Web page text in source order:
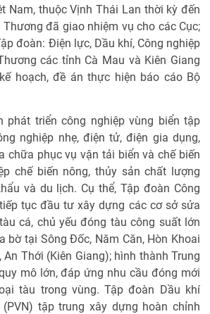
Nam, thuộc Vịnh Thái Lan thời kỳ đến
Thương đã giao nhiệm vụ cho các Cục;
đoàn: Điện lực, Dầu khí, Công nghiệp
các tỉnh Cà Mau và Kiên Giang
hoạch, đề án thực hiện báo cáo Bộ
phát triển công nghiệp vùng biển tập
nghiệp nhẹ, điện tử, điện gia dụng,
chữa phục vụ vận tải biển và chế biến
chế biến nông, thủy sản chất lượng
và du lịch. Cụ thể, Tập đoàn Công
tục đầu tư xây dựng các cơ sở sửa
cá, chủ yếu đóng tàu công suất lớn
bờ tại Sông Đốc, Năm Căn, Hòn Khoai
An Thới (Kiên Giang); hình thành Trung
mô lớn, đáp ứng nhu cầu đóng mới
tàu trong vùng. Tập đoàn Dầu khí
tập trung xây dựng hoàn chỉnh